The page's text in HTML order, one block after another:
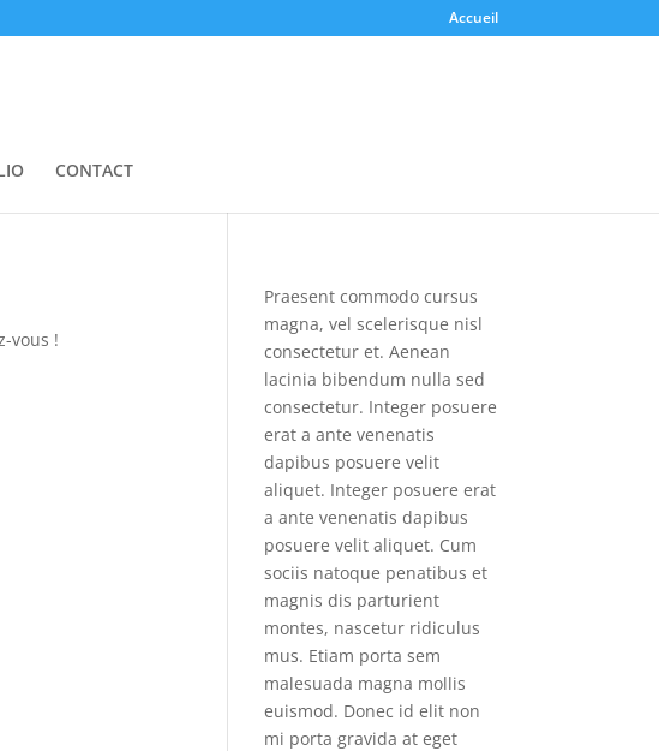
Accueil
CONTACT
vous !
Praesent commodo cursus
magna, vel scelerisque nisl
consectetur et. Aenean
lacinia bibendum nulla sed
consectetur. Integer posuere
erat a ante venenatis
dapibus posuere velit
aliquet. Integer posuere erat
a ante venenatis dapibus
posuere velit aliquet. Cum
sociis natoque penatibus et
magnis dis parturient
montes, nascetur ridiculus
mus. Etiam porta sem
malesuada magna mollis
euismod. Donec id elit non
mi porta gravida at eget